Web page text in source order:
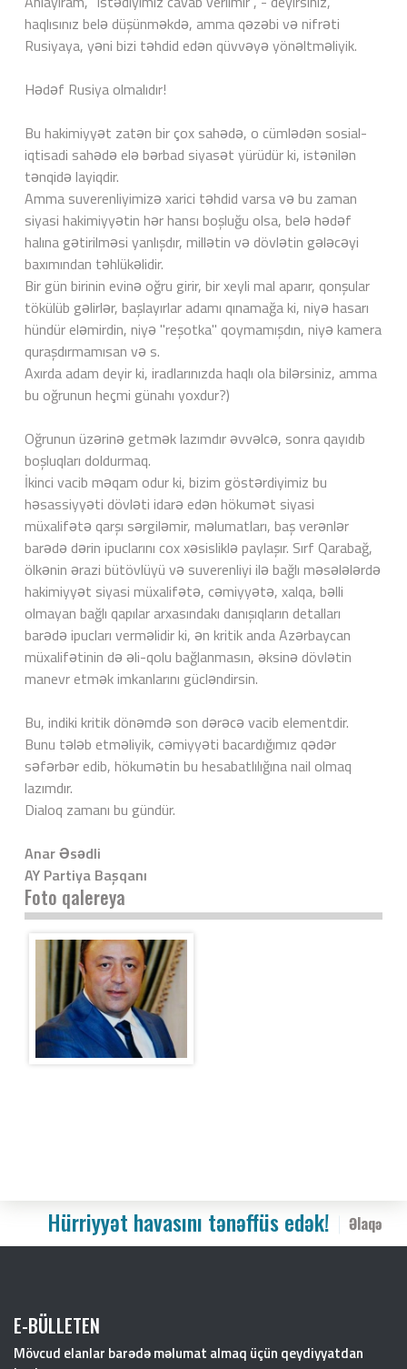
haqlısınız belə düşünməkdə, amma qəzəbi və nifrəti
Rusiyaya, yəni bizi təhdid edən qüvvəyə yönəltməliyik.
Hədəf Rusiya olmalıdır!
Bu hakimiyyət zatən bir çox sahədə, o cümlədən sosial-
iqtisadi sahədə elə bərbad siyasət yürüdür ki, istənilən
tənqidə layiqdir.
Amma suverenliyimizə xarici təhdid varsa və bu zaman
siyasi hakimiyyətin hər hansı boşluğu olsa, belə hədəf
halına gətirilməsi yanlışdır, millətin və dövlətin gələcəyi
baxımından təhlükəlidir.
Bir gün birinin evinə oğru girir, bir xeyli mal aparır, qonşular
tökülüb gəlirlər, başlayırlar adamı qınamağa ki, niyə hasarı
hündür eləmirdin, niyə "reşotka" qoymamışdın, niyə kamera
quraşdırmamısan və s.
Axırda adam deyir ki, iradlarınızda haqlı ola bilərsiniz, amma
bu oğrunun heçmi günahı yoxdur?)
Oğrunun üzərinə getmək lazımdır əvvəlcə, sonra qayıdıb
boşluqları doldurmaq.
İkinci vacib məqam odur ki, bizim göstərdiyimiz bu
həsassiyyəti dövləti idarə edən hökumət siyasi
müxalifətə qarşı sərgiləmir, məlumatları, baş verənlər
barədə dərin ipuclarını cox xəsisliklə paylaşır. Sırf Qarabağ,
ölkənin ərazi bütövlüyü və suverenliyi ilə bağlı məsələlərdə
hakimiyyət siyasi müxalifətə, cəmiyyətə, xalqa, bəlli
olmayan bağlı qapılar arxasındakı danışıqların detalları
barədə ipucları verməlidir ki, ən kritik anda Azərbaycan
müxalifətinin də əli-qolu bağlanmasın, əksinə dövlətin
manevr etmək imkanlarını gücləndirsin.
Bu, indiki kritik dönəmdə son dərəcə vacib elementdir.
Bunu tələb etməliyik, cəmiyyəti bacardığımız qədər
səfərbər edib, hökumətin bu hesabatlılığına nail olmaq
lazımdır.
Dialoq zamanı bu gündür.
Anar Əsədli
AY Partiya Başqanı
Foto qalereya
Hürriyyət havasını tənəffüs edək! Əlaqə
E-BÜLLETEN
Mövcud elanlar barədə məlumat almaq üçün qeydiyyatdan